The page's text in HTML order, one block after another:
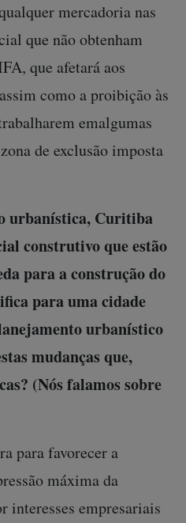
mercadoria nas
que não obtenham
que afetará aos
como a proibição às
emalgumas
de exclusão imposta
urbanística, Curitiba
construtivo que estão
para a construção do
para uma cidade
urbanístico
mudanças que,
(Nós falamos sobre
para favorecer a
máxima da
interesses empresariais